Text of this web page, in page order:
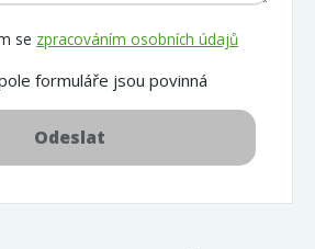
se zpracováním osobních údajů
formuláře jsou povinná
Odeslat